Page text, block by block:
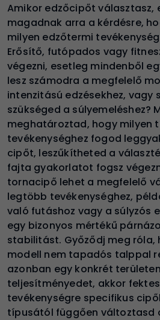
Amikor edzőcipőt választasz,
magadnak arra a kérdésre,
milyen edzőtermi
Erősítő, futópados vagy
végezni, esetleg mindenből
lesz számodra a megfelelő
intenzitású edzésekhez, vagy
szükséged a súlyemeléshez?
meghatároztad, hogy milyen
tevékenységhez fogod
cipőt, leszűkítheted a
fajta gyakorlatot fogsz
tornacipő lehet a megfelelő
legtöbb tevékenységhez,
való futáshoz vagy a súlyzós
egy bizonyos mértékű
stabilitást. Győződj meg
modell nem tapadós talppal
azonban egy konkrét
teljesítményedet, akkor
tevékenységre specifikus
típusától függően változtasd